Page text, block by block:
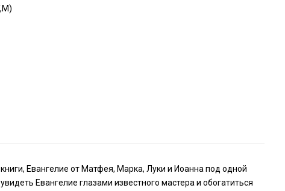
Евангелие от Матфея, Марка, Луки и Иоанна под одной
Евангелие глазами известного мастера и обогатиться